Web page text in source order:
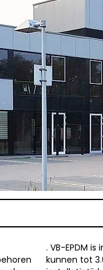
. VB-EPDM
kunnen tot